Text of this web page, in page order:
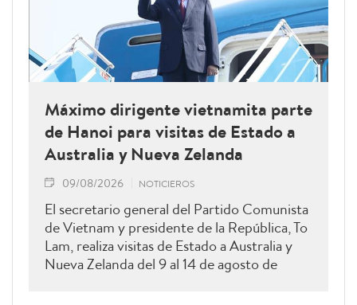
Máximo dirigente vietnamita parte
de Hanoi para visitas de Estado a
Australia y Nueva Zelanda
09/08/2026 NOTICIEROS
El secretario general del Partido Comunista
de Vietnam y presidente de la República, To
Lam, realiza visitas de Estado a Australia y
Nueva Zelanda del 9 al 14 de agosto de